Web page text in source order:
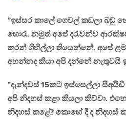
”ඉස්සර කාලේ ගෙවල් කඩලා බඩු
හොරැ. නමුත් අපේ දරැවන්ව
කරන් ගිහිල්ලා තියෙන්නේ. අපේ
අහන්නද කියා අපි දන්නේ නැතුවයි
”දැන්දවස් 15කට ඉස්සෙල්ලා
අපි නිදහස් කළා කියලා කිව්වා.
නිදහස් කළේ? කොහේ දී ද නිදහස්